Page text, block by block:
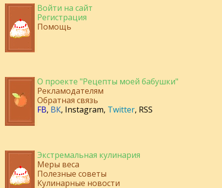
Войти на сайт
Регистрация
Помощь
О проекте "Рецепты моей бабушки"
Рекламодателям
Обратная связь
FB, ВК, Instagram, Twitter, RSS
Экстремальная кулинария
Меры веса
Полезные советы
Кулинарные новости